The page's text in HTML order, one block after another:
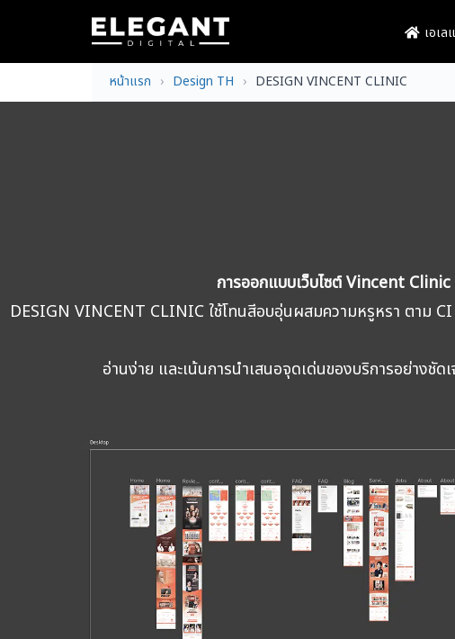
เอเ
Search
for:
หน้าแรก Design TH DESIGN VINCENT CLINIC
การออกแบบเว็บไซต์ Vincent Clinic
DESIGN VINCENT CLINIC ใช้โทนสีอบอุ่นผสมความหรูหรา ตาม
อ่านง่าย และเน้นการนำเสนอจุดเด่นของบริการอย่างชั